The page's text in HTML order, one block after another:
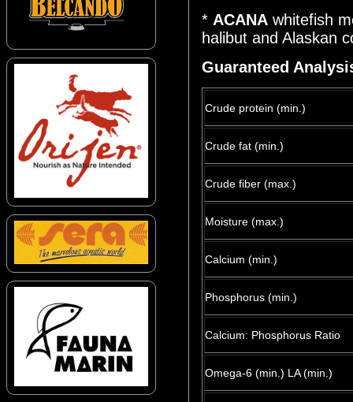
* ACANA whitefish
halibut and Alaskan
Guaranteed
Crude protein (min.)
Crude fat (min.)
Crude fiber (max.)
Moisture (max.)
Calcium (min.)
Phosphorus (min.)
Calcium: Phosphorus Ratio
Omega-6 (min.) LA (min.)